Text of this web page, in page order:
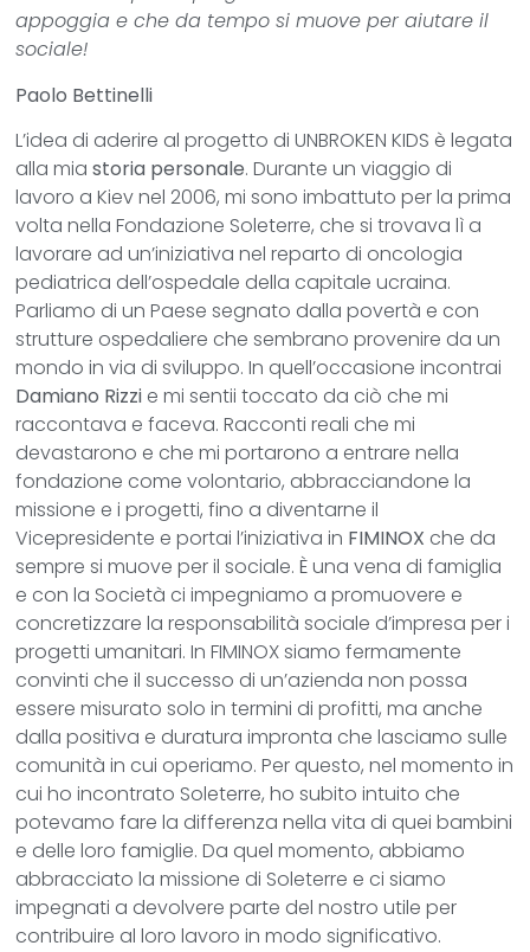
appoggia e che da tempo si muove per aiutare il
sociale!
Paolo Bettinelli
L’idea di aderire al progetto di UNBROKEN KIDS è legata
alla miastoria personale. Durante un viaggio di
lavoro a Kiev nel 2006, mi sono imbattuto per la prima
volta nella Fondazione Soleterre, che si trovava lì a
lavorare ad un’iniziativa nel reparto di oncologia
pediatrica dell’ospedale della capitale ucraina.
Parliamo di un Paese segnato dalla povertà e con
strutture ospedaliere che sembrano provenire da un
mondo in via di sviluppo. In quell’occasione incontrai
Damiano Rizzi e mi sentii toccato da ciò che mi
raccontava e faceva. Racconti reali che mi
devastarono e che mi portarono a entrare nella
fondazione come volontario, abbracciandone la
missione e i progetti, fino a diventarne il
Vicepresidente e portai l’iniziativa in FIMINOX che da
sempre si muove per il sociale. È una vena di famiglia
e con la Società ci impegniamo a promuovere e
concretizzare la responsabilità sociale d’impresa per i
progetti umanitari. In FIMINOX siamo fermamente
convinti che il successo di un’azienda non possa
essere misurato solo in termini di profitti, ma anche
dalla positiva e duratura impronta che lasciamo sulle
comunità in cui operiamo. Per questo, nel momento in
cui ho incontrato Soleterre, ho subito intuito che
potevamo fare la differenza nella vita di quei bambini
e delle loro famiglie. Da quel momento, abbiamo
abbracciato la missione di Soleterre e ci siamo
impegnati a devolvere parte del nostro utile per
contribuire al loro lavoro in modo significativo.